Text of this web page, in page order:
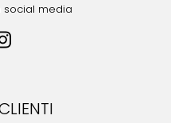
social media